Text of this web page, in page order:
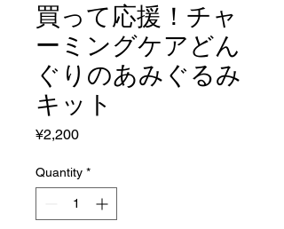
買って応援！チャ
ーミングケアどん
ぐりのあみぐるみ
キット
¥2,200Price
Quantity *